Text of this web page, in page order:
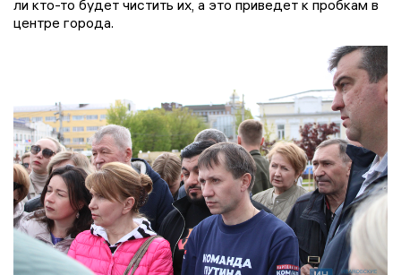
ли кто-то будет чистить их, а это приведет к пробкам в
центре города.